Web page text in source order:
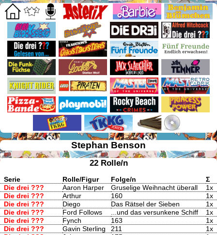
Stephan Benson
22 Rolle/n
Serie Rolle/Figur Folge/n
Σ
Die drei ???
Aaron Harper Gruselige Weihnacht überall
1x
Die drei ???
Arthur 160
1x
Die drei ???
Diego Das Rätsel der Sieben
1x
Die drei ???
Ford Follows ...und das versunkene Schiff
1x
Die drei ???
Fynch 163
1x
Die drei ???
Gavin Sterling 211
1x